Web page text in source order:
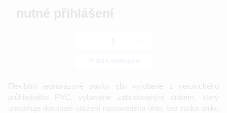
nutné přihlášení
Flexibilní jednorázové savky slin vyrobené z netoxického
průhledného PVC, vybavené zabudovaným drátem, který
umožňuje dokonalé udržení nastaveného úhlu, bez rizika úniku